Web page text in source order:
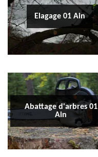
Elagage 01 Ain
Abattage d'arbres 01
Ain